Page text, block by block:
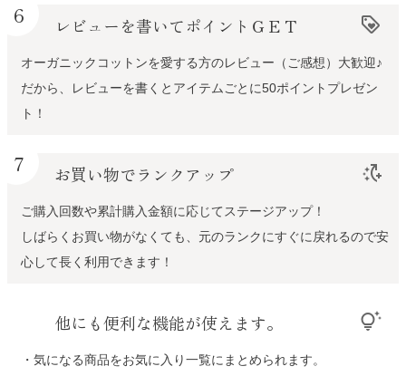
6 レビューを書いてポイントＧＥＴ loyalty
オーガニックコットンを愛する方のレビュー（ご感想）大歓迎♪
だから、レビューを書くとアイテムごとに50ポイントプレゼン
ト！
7 お買い物でランクアップ switch_access_shortcut_add
ご購入回数や累計購入金額に応じてステージアップ！
しばらくお買い物がなくても、元のランクにすぐに戻れるので安
心して長く利用できます！
他にも便利な機能が使えます。 tips_and_updates
・気になる商品をお気に入り一覧にまとめられます。